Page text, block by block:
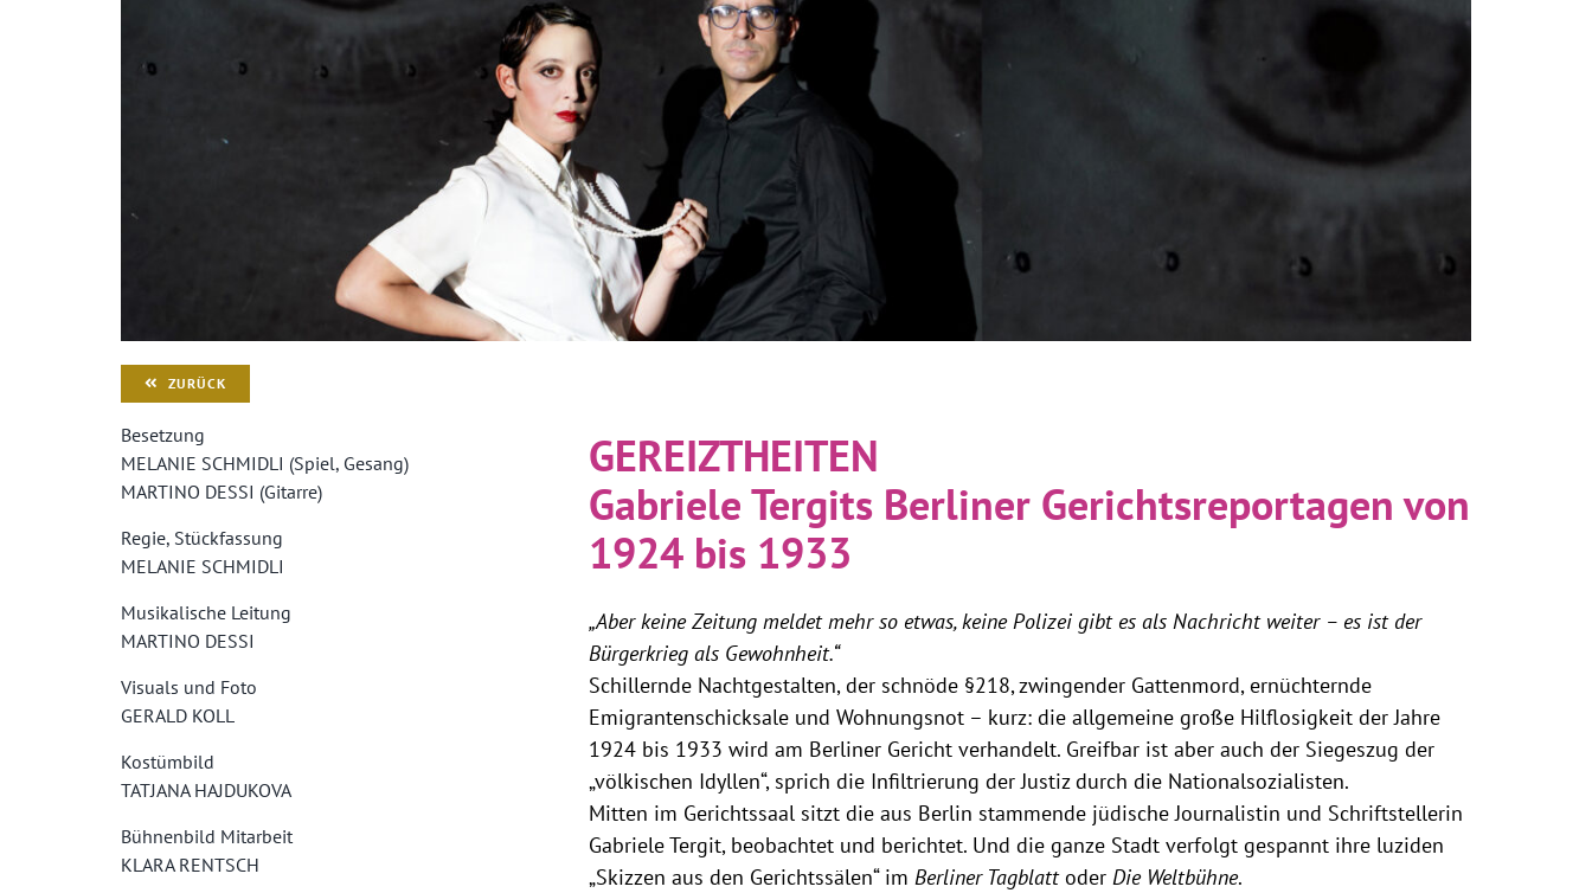
ZURÜCK
Besetzung
MELANIE SCHMIDLI (Spiel, Gesang)
MARTINO DESSI (Gitarre)
Regie, Stückfassung
MELANIE SCHMIDLI
Musikalische Leitung
MARTINO DESSI
Visuals und Foto
GERALD KOLL
Kostümbild
TATJANA HAJDUKOVA
Bühnenbild Mitarbeit
KLARA RENTSCH
GEREIZTHEITEN
Gabriele Tergits Berliner Gerichtsreportagen von
1924 bis 1933
„Aber keine Zeitung meldet mehr so etwas, keine Polizei gibt es als Nachricht weiter – es ist der
Bürgerkrieg als Gewohnheit.“
Schillernde Nachtgestalten, der schnöde §218, zwingender Gattenmord, ernüchternde
Emigrantenschicksale und Wohnungsnot – kurz: die allgemeine große Hilflosigkeit der Jahre
1924 bis 1933 wird am Berliner Gericht verhandelt. Greifbar ist aber auch der Siegeszug der
„völkischen Idyllen“, sprich die Infiltrierung der Justiz durch die Nationalsozialisten.
Mitten im Gerichtssaal sitzt die aus Berlin stammende jüdische Journalistin und Schriftstellerin
Gabriele Tergit, beobachtet und berichtet. Und die ganze Stadt verfolgt gespannt ihre luziden
„Skizzen aus den Gerichtssälen“ imBerliner TagblattoderDie Weltbühne.